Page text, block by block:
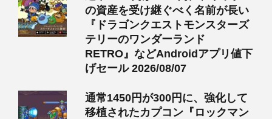
の資産を受け継ぐべく名前が長い
『ドラゴンクエストモンスターズ
テリーのワンダーランド
RETRO』などAndroidアプリ値下
げセール 2026/08/07
通常1450円が300円に、強化して
移植されたカプコン『ロックマン